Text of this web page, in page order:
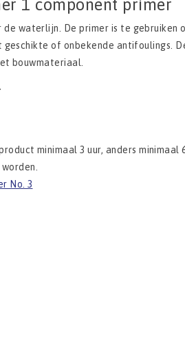
1 component primer
waterlijn. De primer is te gebruiken
of onbekende antifoulings.
bouwmateriaal.
minimaal 3 uur, anders minimaal
No. 3